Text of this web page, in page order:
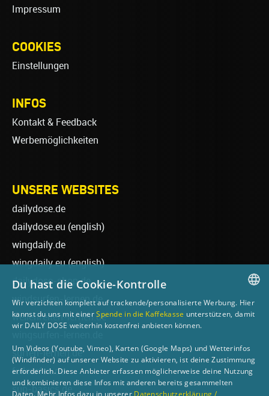
Impressum
COOKIES
Einstellungen
INFOS
Kontakt & Feedback
Werbemöglichkeiten
UNSERE WEBSITES
dailydose.de
dailydose.eu (english)
wingdaily.de
wingdaily.eu(english)
dailydose-shop.de
windsurfen-lernen.de
wellenreiten-lernen.de
surfen-lernen.de
foilsurfen.de
sup-basics.de
GERMAN
Du hast die Cookie-Kontrolle
Wir verzichten komplett auf trackende/personalisierte Werbung. Hier
kannst du uns mit einerSpende in die Kaffekasse unterstützen, damit
wir DAILY DOSE weiterhin kostenfrei anbieten können.
Um Videos (Youtube, Vimeo), Karten (Google Maps) und Wetterinfos
(Windfinder) auf unserer Website zu aktivieren, ist deine Zustimmung
erforderlich. Diese Anbieter erfassen möglicherweise deine Nutzung
und kombinieren diese Infos mit anderen bereits gesammelten
Daten. Mehr Infos dazu in unserer Datenschutzerklärung /